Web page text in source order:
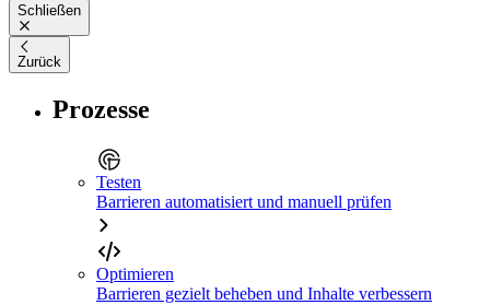
Schließen
Zurück
Prozesse
Testen
Barrieren automatisiert und manuell prüfen
Optimieren
Barrieren gezielt beheben und Inhalte verbessern